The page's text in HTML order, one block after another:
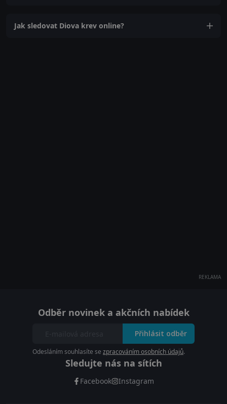
Jak sledovat Diova krev online?
REKLAMA
Odběr novinek a akčních nabídek
Přihlásit odběr
Odesláním souhlasíte se zpracováním osobních údajů.
Sledujte nás na sítích
Facebook Instagram